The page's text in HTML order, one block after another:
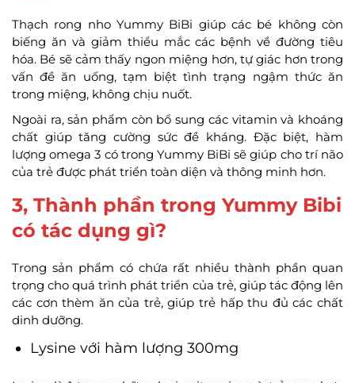
Thạch rong nho Yummy BiBi giúp các bé không còn
biếng ăn và giảm thiểu mắc các bệnh về đường tiêu
hóa. Bé sẽ cảm thấy ngon miệng hơn, tự giác hơn trong
vấn đề ăn uống, tạm biệt tình trạng ngậm thức ăn
trong miệng, không chịu nuốt.
Ngoài ra, sản phẩm còn bổ sung các vitamin và khoáng
chất giúp tăng cường sức đề kháng. Đặc biệt, hàm
lượng omega 3 có trong Yummy BiBi sẽ giúp cho trí não
của trẻ được phát triển toàn diện và thông minh hơn.
3, Thành phần trong Yummy Bibi
có tác dụng gì?
Trong sản phẩm có chứa rất nhiều thành phần quan
trọng cho quá trình phát triển của trẻ, giúp tác động lên
các cơn thèm ăn của trẻ, giúp trẻ hấp thu đủ các chất
dinh dưỡng.
Lysine với hàm lượng 300mg